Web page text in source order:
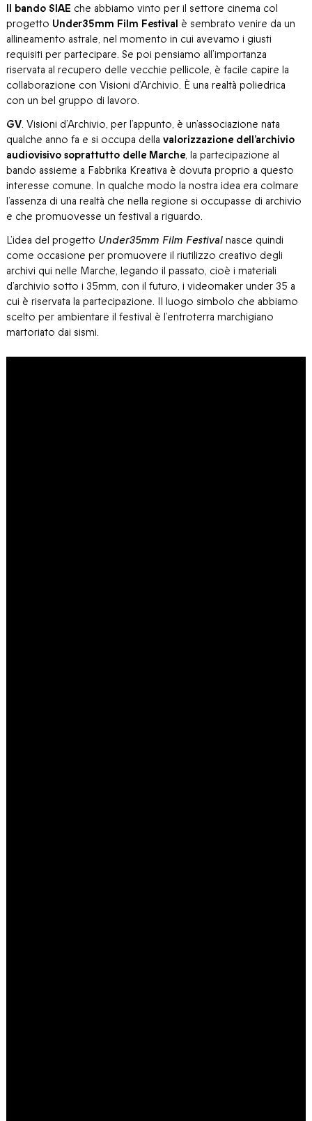
Il bando SIAE che abbiamo vinto per il settore cinema col
progetto Under35mm Film Festival è sembrato venire da un
allineamento astrale, nel momento in cui avevamo i giusti
requisiti per partecipare. Se poi pensiamo all’importanza
riservata al recupero delle vecchie pellicole, è facile capire la
collaborazione con Visioni d’Archivio. È una realtà poliedrica
con un bel gruppo di lavoro.
GV. Visioni d’Archivio, per l’appunto, è un’associazione nata
qualche anno fa e si occupa della valorizzazione dell’archivio
audiovisivo soprattutto delle Marche, la partecipazione al
bando assieme a Fabbrika Kreativa è dovuta proprio a questo
interesse comune. In qualche modo la nostra idea era colmare
l’assenza di una realtà che nella regione si occupasse di archivio
e che promuovesse un festival a riguardo.
L’idea del progetto Under35mm Film Festival nasce quindi
come occasione per promuovere il riutilizzo creativo degli
archivi qui nelle Marche, legando il passato, cioè i materiali
d’archivio sotto i 35mm, con il futuro, i videomaker under 35 a
cui è riservata la partecipazione. Il luogo simbolo che abbiamo
scelto per ambientare il festival è l’entroterra marchigiano
martoriato dai sismi.